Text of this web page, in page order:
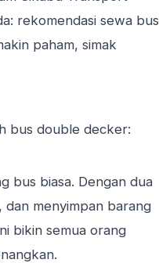
rekomendasi sewa bus
paham, simak
bus double decker:
bus biasa. Dengan dua
menyimpan barang
bikin semua orang